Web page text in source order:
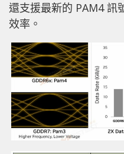
還支援最新的 PAM4 訊
效率。